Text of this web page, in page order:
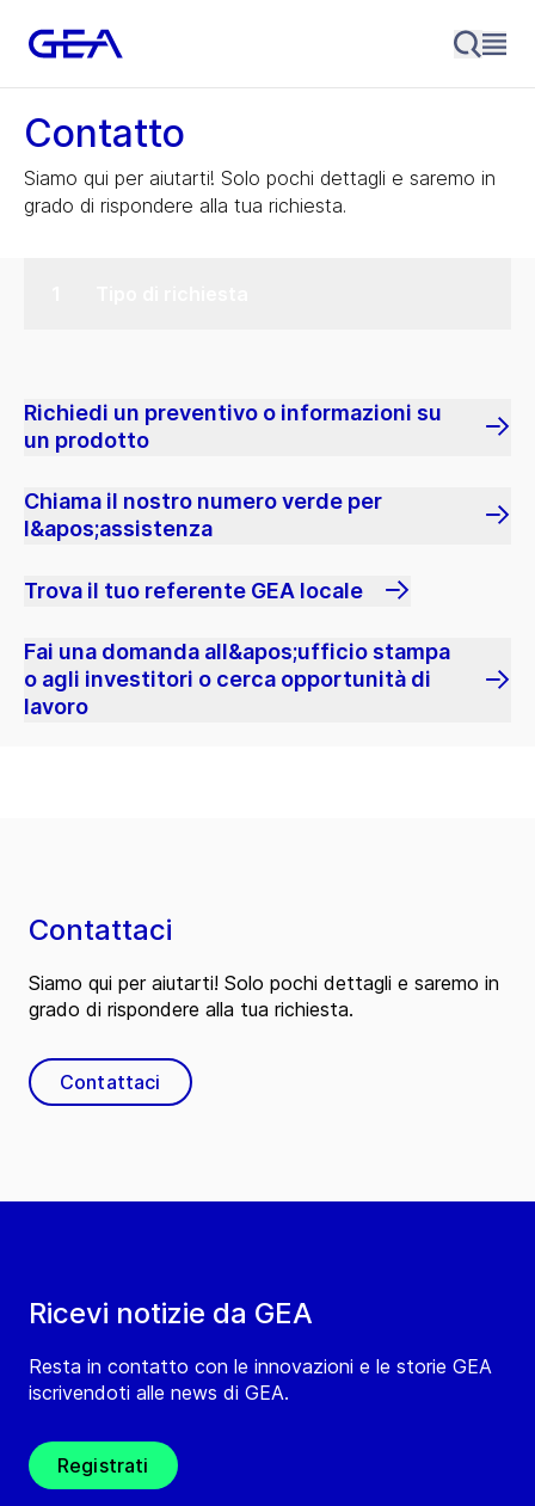
Contatto
Siamo qui per aiutarti! Solo pochi dettagli e saremo in
grado di rispondere alla tua richiesta.
Richiedi un preventivo o informazioni su
un prodotto
Chiama il nostro numero verde per
l&apos;assistenza
Trova il tuo referente GEA locale
Fai una domanda all&apos;ufficio stampa
o agli investitori o cerca opportunità di
lavoro
Ricevi notizie da GEA
Resta in contatto con le innovazioni e le storie GEA
iscrivendoti alle news di GEA.
Registrati
Contattaci
Siamo qui per aiutarti! Solo pochi dettagli e saremo in
grado di rispondere alla tua richiesta.
Contattaci